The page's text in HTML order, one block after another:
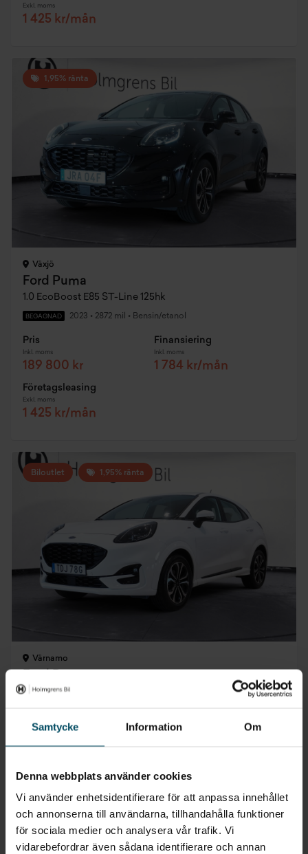
Samtycke Information Om
Denna webbplats använder cookies
Vi använder enhetsidentifierare för att anpassa innehållet
och annonserna till användarna, tillhandahålla funktioner
för sociala medier och analysera vår trafik. Vi
vidarebefordrar även sådana identifierare och annan
Exkl. moms
1 425 kr/mån
1,95% ränta
Växjö
Ford Puma
1.0 EcoBoost E85 ST-Line 125hk
BEGAGNAD 2023 • 2872 mil • Bensin/etanol
Pris
Inkl. moms
189 800 kr
Finansiering
Inkl. moms
1 784 kr/mån
Företagsleasing
Exkl. moms
1 425 kr/mån
Biloutlet 1,95% ränta
Värnamo
1.0 EcoBoost E85 ST-Line 125hk
Inkl. moms
Företagsleasing
Exkl. moms
1 426 kr/mån